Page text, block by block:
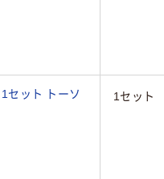
セット トーソ
1セット